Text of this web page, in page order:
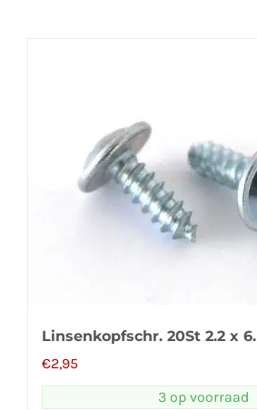
Linsenkopfschr. 20St 2.2 x 6.
€2,95
3 op voorraad